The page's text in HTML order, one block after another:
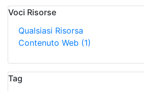
Voci Risorse
Qualsiasi Risorsa
Contenuto Web (1)
Tag